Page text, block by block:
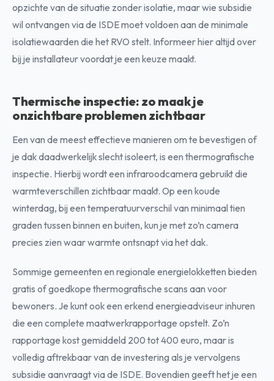
opzichte van de situatie zonder isolatie, maar wie subsidie
wil ontvangen via de ISDE moet voldoen aan de minimale
isolatiewaarden die het RVO stelt. Informeer hier altijd over
bij je installateur voordat je een keuze maakt.
Thermische inspectie: zo maak je
onzichtbare problemen zichtbaar
Een van de meest effectieve manieren om te bevestigen of
je dak daadwerkelijk slecht isoleert, is een thermografische
inspectie. Hierbij wordt een infraroodcamera gebruikt die
warmteverschillen zichtbaar maakt. Op een koude
winterdag, bij een temperatuurverschil van minimaal tien
graden tussen binnen en buiten, kun je met zo’n camera
precies zien waar warmte ontsnapt via het dak.
Sommige gemeenten en regionale energielokketten bieden
gratis of goedkope thermografische scans aan voor
bewoners. Je kunt ook een erkend energieadviseur inhuren
die een complete maatwerkrapportage opstelt. Zo’n
rapportage kost gemiddeld 200 tot 400 euro, maar is
volledig aftrekbaar van de investering als je vervolgens
subsidie aanvraagt via de ISDE. Bovendien geeft het je een